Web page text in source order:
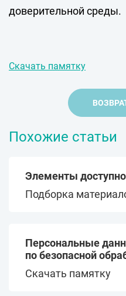
доверительной среды.
Скачать памятку
Похожие статьи
Элементы
Подборка
Персональные
по безопасной
Скачать памятку